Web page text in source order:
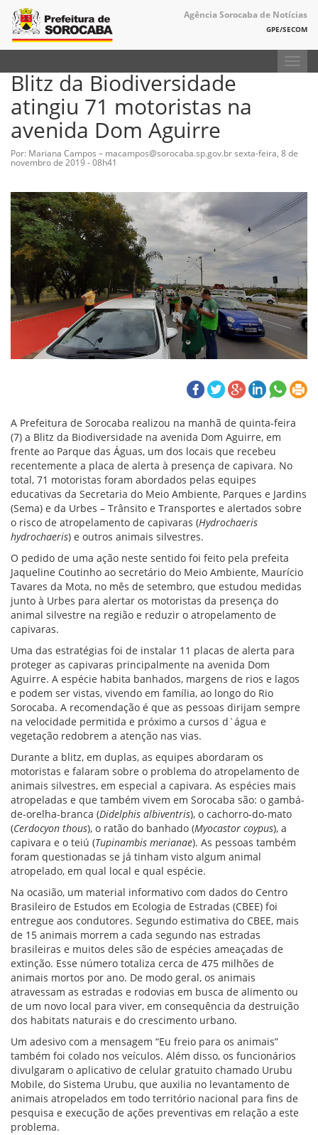
Agência Sorocaba de Notícias
GPE/SECOM
Blitz da Biodiversidade
atingiu 71 motoristas na
avenida Dom Aguirre
Por: Mariana Campos – macampos@sorocaba.sp.gov.brsexta-feira, 8 de
novembro de 2019 - 08h41
A Prefeitura de Sorocaba realizou na manhã de quinta-feira
(7) a Blitz da Biodiversidade na avenida Dom Aguirre, em
frente ao Parque das Águas, um dos locais que recebeu
recentemente a placa de alerta à presença de capivara. No
total, 71 motoristas foram abordados pelas equipes
educativas da Secretaria do Meio Ambiente, Parques e Jardins
(Sema) e da Urbes – Trânsito e Transportes e alertados sobre
o risco de atropelamento de capivaras (Hydrochaeris
hydrochaeris) e outros animais silvestres.
O pedido de uma ação neste sentido foi feito pela prefeita
Jaqueline Coutinho ao secretário do Meio Ambiente, Maurício
Tavares da Mota, no mês de setembro, que estudou medidas
junto à Urbes para alertar os motoristas da presença do
animal silvestre na região e reduzir o atropelamento de
capivaras.
Uma das estratégias foi de instalar 11 placas de alerta para
proteger as capivaras principalmente na avenida Dom
Aguirre. A espécie habita banhados, margens de rios e lagos
e podem ser vistas, vivendo em família, ao longo do Rio
Sorocaba. A recomendação é que as pessoas dirijam sempre
na velocidade permitida e próximo a cursos d`água e
vegetação redobrem a atenção nas vias.
Durante a blitz, em duplas, as equipes abordaram os
motoristas e falaram sobre o problema do atropelamento de
animais silvestres, em especial a capivara. As espécies mais
atropeladas e que também vivem em Sorocaba são: o gambá-
de-orelha-branca (Didelphis albiventris), o cachorro-do-mato
(Cerdocyon thous), o ratão do banhado (Myocastor coypus), a
capivara e o teiú (Tupinambis merianae). As pessoas também
foram questionadas se já tinham visto algum animal
atropelado, em qual local e qual espécie.
Na ocasião, um material informativo com dados do Centro
Brasileiro de Estudos em Ecologia de Estradas (CBEE) foi
entregue aos condutores. Segundo estimativa do CBEE, mais
de 15 animais morrem a cada segundo nas estradas
brasileiras e muitos deles são de espécies ameaçadas de
extinção. Esse número totaliza cerca de 475 milhões de
animais mortos por ano. De modo geral, os animais
atravessam as estradas e rodovias em busca de alimento ou
de um novo local para viver, em consequência da destruição
dos habitats naturais e do crescimento urbano.
Um adesivo com a mensagem “Eu freio para os animais”
também foi colado nos veículos. Além disso, os funcionários
divulgaram o aplicativo de celular gratuito chamado Urubu
Mobile, do Sistema Urubu, que auxilia no levantamento de
animais atropelados em todo território nacional para fins de
pesquisa e execução de ações preventivas em relação a este
problema.